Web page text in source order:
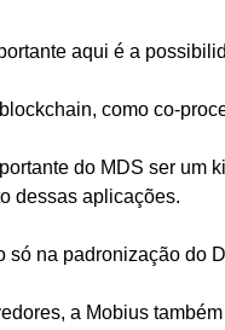
aqui é a
como co-
do MDS ser um
dessas aplicações.
só na padronização do
a Mobius